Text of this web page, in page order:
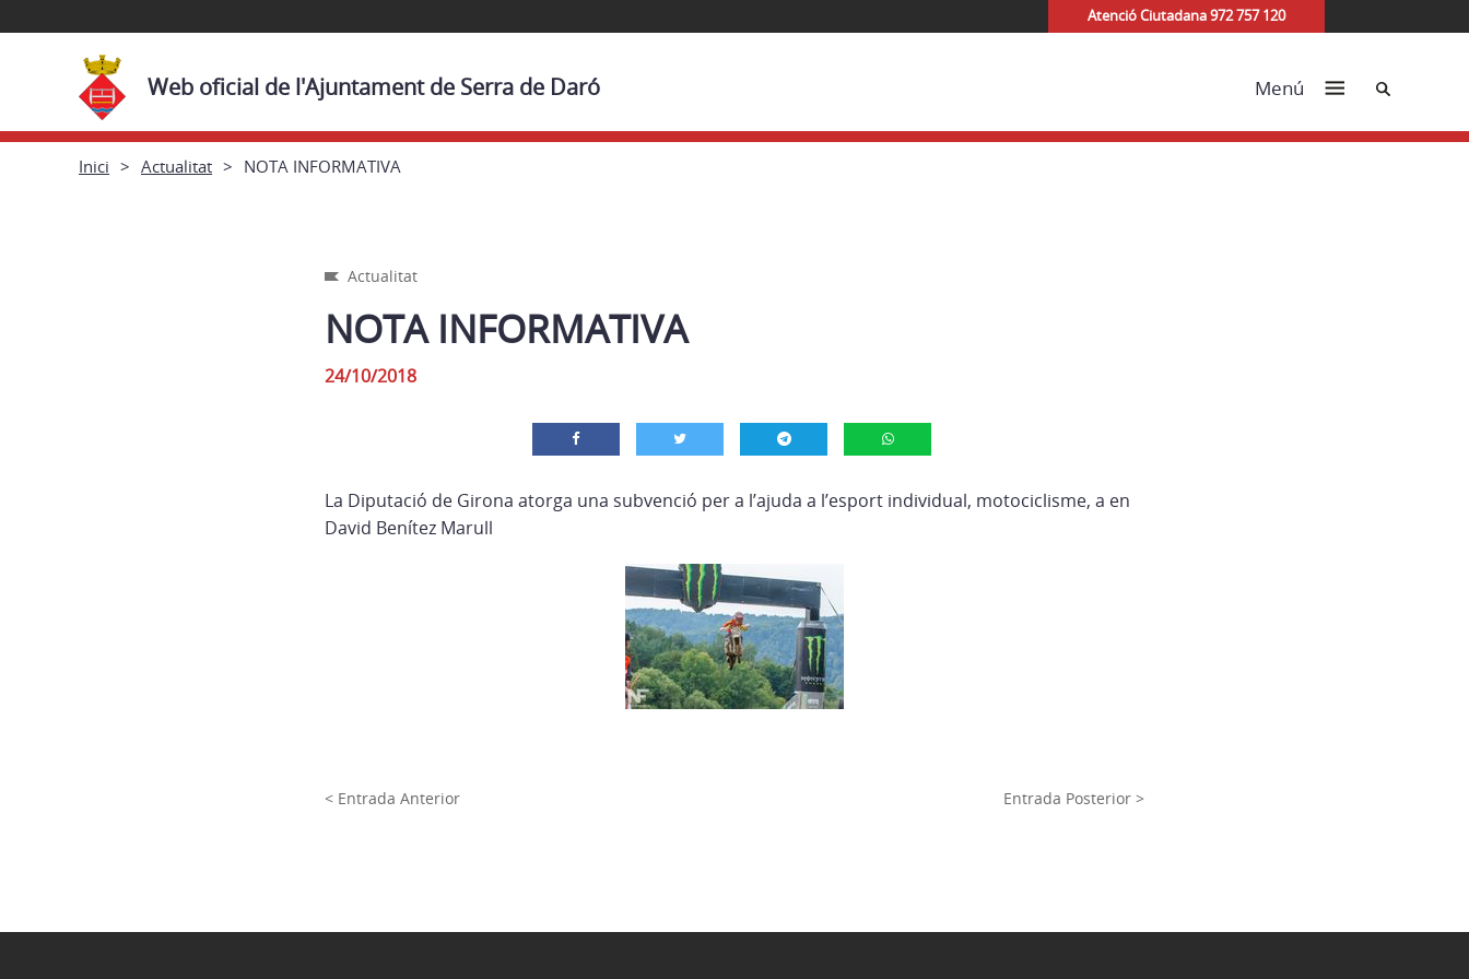
Atenció Ciutadana 972 757 120
Web oficial de l'Ajuntament de Serra de Daró Menú Cerca
Inici Actualitat NOTA INFORMATIVA
Actualitat
NOTA INFORMATIVA
24/10/2018
La Diputació de Girona atorga una subvenció per a l’ajuda a l’esport individual, motociclisme, a en
David Benítez Marull
< Entrada Anterior Entrada Posterior >